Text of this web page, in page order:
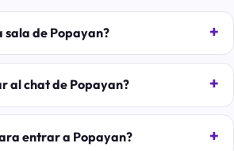
sala de Popayan?
al chat de Popayan?
entrar a Popayan?